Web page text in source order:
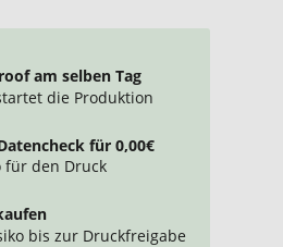
am selben Tag
die Produktion
für 0,00€
für den Druck
bis zur Druckfreigabe